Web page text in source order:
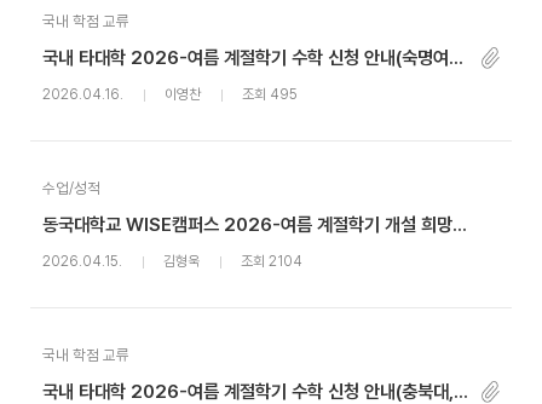
국내 학점 교류
국내 타대학 2026-여름 계절학기 수학 신청 안내(숙명여대)(~4.29까지)
2026.04.16. 이영찬 조회 495
수업/성적
동국대학교 WISE캠퍼스 2026-여름 계절학기 개설 희망 교과목 신청 안내
2026.04.15. 김형욱 조회 2104
국내 학점 교류
국내 타대학 2026-여름 계절학기 수학 신청 안내(충북대, ~4.22까지)